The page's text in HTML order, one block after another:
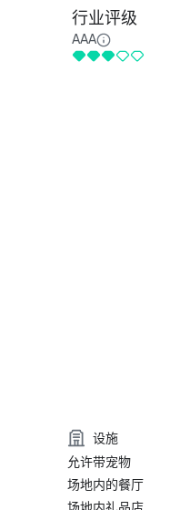
行业评级
AAA
设施
允许带宠物
场地内的餐厅